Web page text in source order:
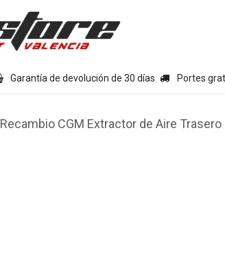
Equipamiento moto
Garantía de devolución de 30 días Portes
Recambio CGM Extractor de Aire Trasero